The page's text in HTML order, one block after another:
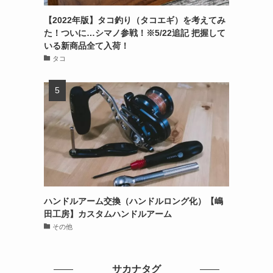
【2022年版】タコ釣り（タコエギ）を考えてみ
た！ついに…シマノ参戦！※5/22追記 把握して
いる新商品全て入荷！
タコ
ハンドルアーム交換（ハンドルロング化）【嶋
田工房】カスタムハンドルアーム
その他
サカナタグ